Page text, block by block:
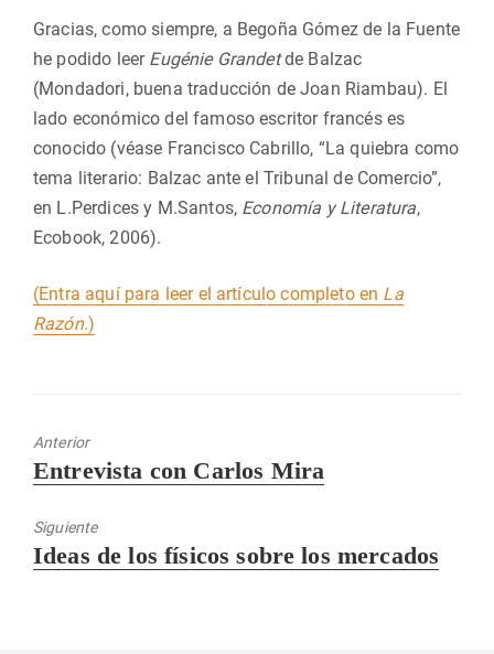
Gracias, como siempre, a Begoña Gómez de la Fuente
he podido leer Eugénie Grandetde Balzac
(Mondadori, buena traducción de Joan Riambau). El
lado económico del famoso escritor francés es
conocido (véase Francisco Cabrillo, “La quiebra como
tema literario: Balzac ante el Tribunal de Comercio”,
en L.Perdices y M.Santos, Economía y Literatura,
Ecobook, 2006).
(Entra aquí para leer el artículo completo en La
Razón.)
Anterior
Entrada
Entrevista con Carlos Mira
Siguiente
Entrada
Ideas de los físicos sobre los mercados